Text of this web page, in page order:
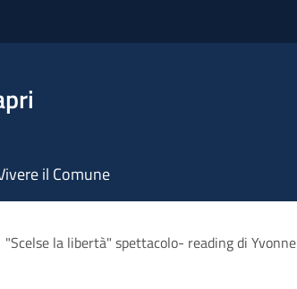
il Comune
"Scelse la libertà" spettacolo- reading di